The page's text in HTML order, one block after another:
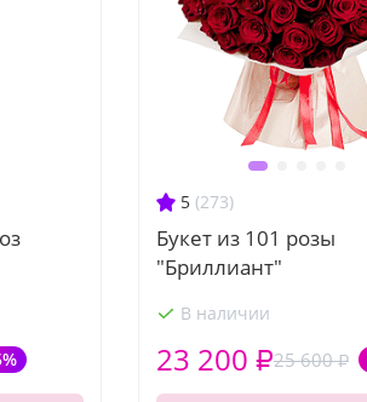
5 (273)
Букет из 101 розы
"Бриллиант"
В наличии
25 600 ₽
23 200 ₽